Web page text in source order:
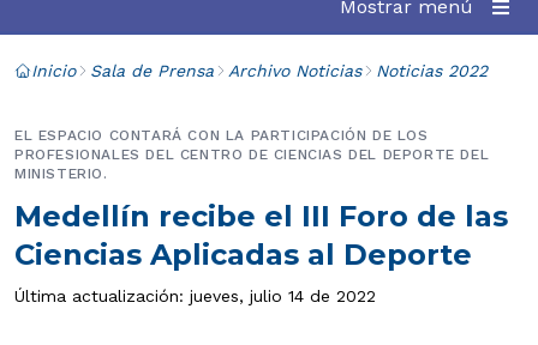
Mostrar menú
Inicio Sala de Prensa Archivo Noticias Noticias 2022
Medellín recibe el III Foro de las
Ciencias Aplicadas al Deporte
EL ESPACIO CONTARÁ CON LA PARTICIPACIÓN DE LOS
PROFESIONALES DEL CENTRO DE CIENCIAS DEL DEPORTE DEL
MINISTERIO.
Última actualización: jueves, julio 14 de 2022